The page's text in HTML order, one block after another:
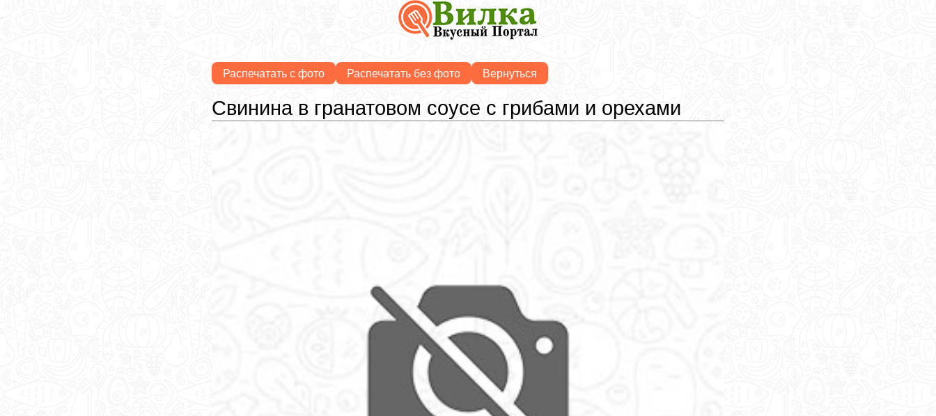
Распечатать с фото Распечатать без фото Вернуться
Свинина в гранатовом соусе с грибами и орехами